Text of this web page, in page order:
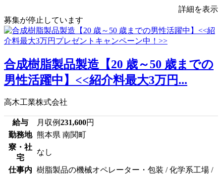
詳細を表示
募集が停止しています
合成樹脂製品製造【20 歳～50 歳までの
男性活躍中】<<紹介料最大3万円...
高木工業株式会社
給与 月収例231,600円
勤務地 熊本県 南関町
寮・社
宅
なし
仕事内 樹脂製品の機械オペレーター・包装 / 化学系工場 /